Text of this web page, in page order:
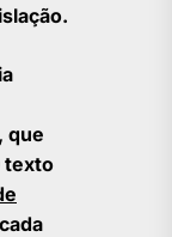
que
texto